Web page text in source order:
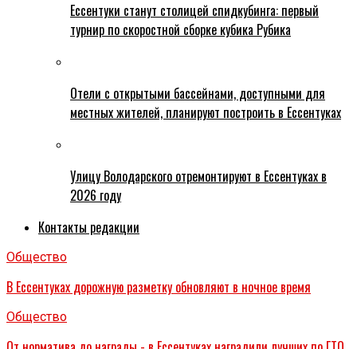
Ессентуки станут столицей спидкубинга: первый
турнир по скоростной сборке кубика Рубика
Отели с открытыми бассейнами, доступными для
местных жителей, планируют построить в Ессентуках
Улицу Володарского отремонтируют в Ессентуках в
2026 году
Контакты редакции
Общество
В Ессентуках дорожную разметку обновляют в ночное время
Общество